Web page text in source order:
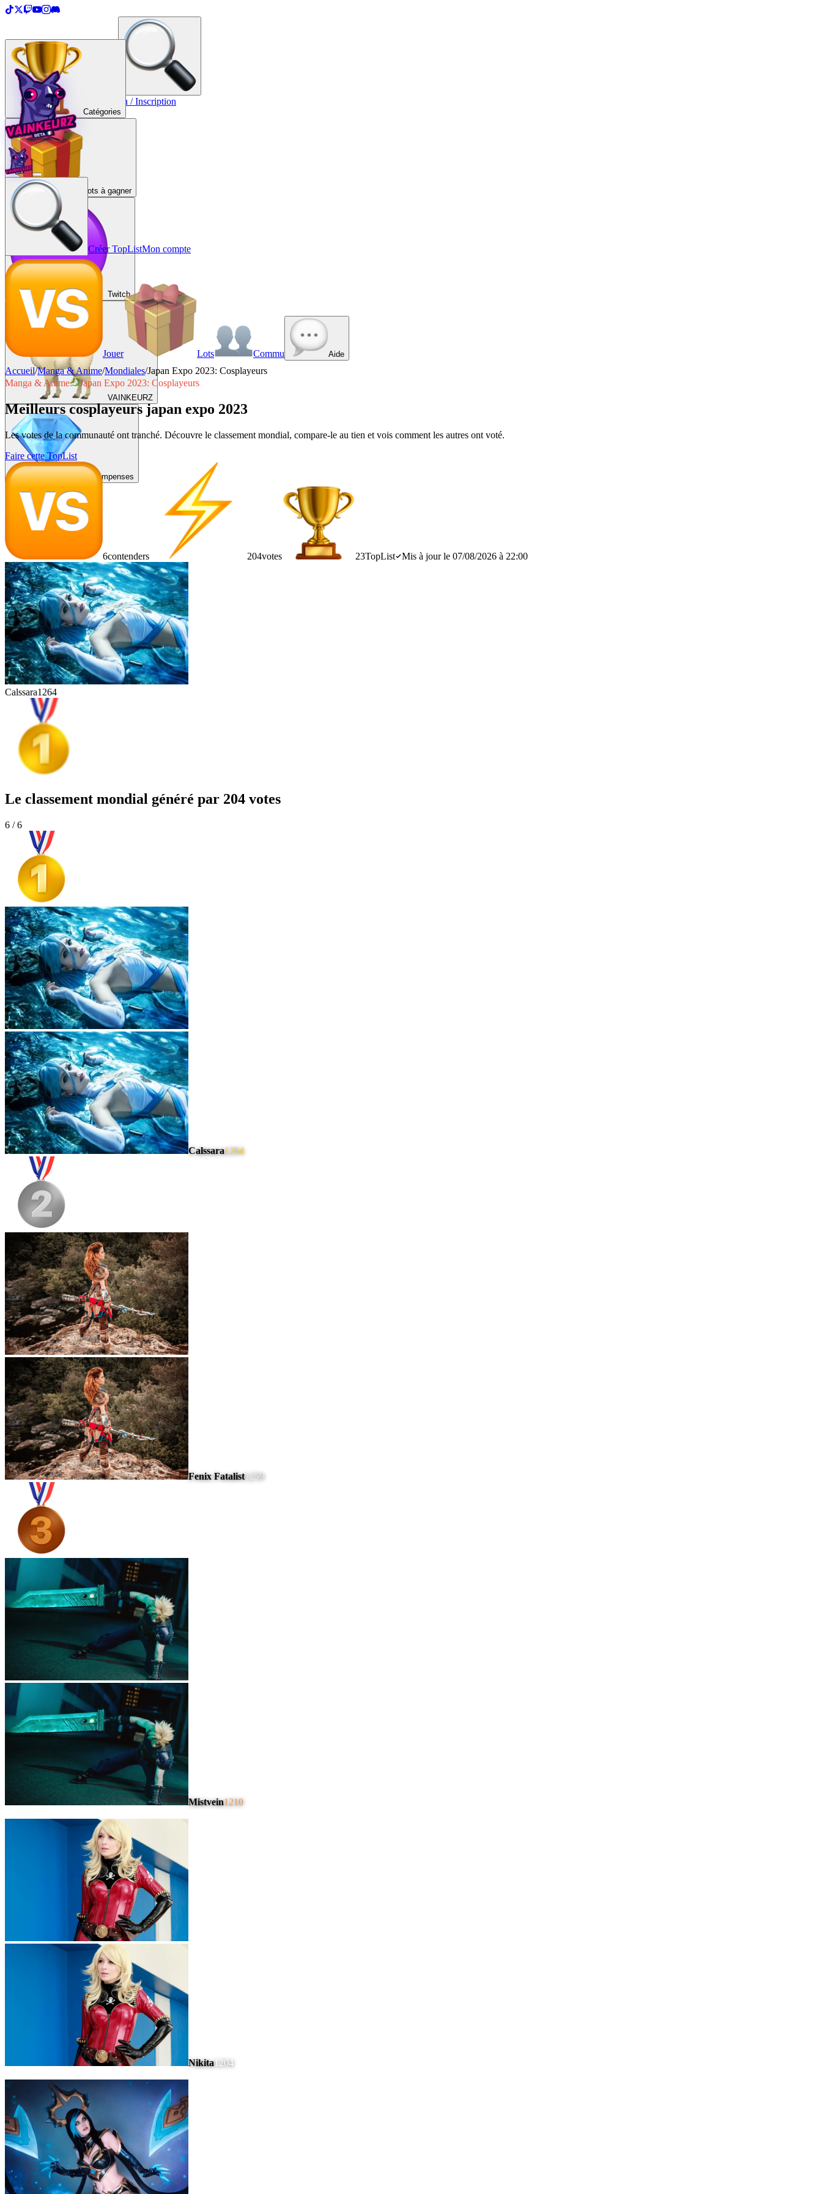
Créer une TopList Connexion / Inscription
Catégories
Lots à gagner
Twitch
VAINKEURZ
Récompenses
Créer TopListMon compte
Jouer Lots Commu Aide
Accueil/Manga & Anime/Mondiales/Japan Expo 2023: Cosplayeurs
Manga & Anime
Japan Expo 2023: Cosplayeurs
Meilleurs cosplayeurs japan expo 2023
Les votes de la communauté ont tranché. Découvre le classement mondial, compare-le au tien et vois comment les autres ont voté.
Faire cette TopList
6contenders 204votes 23TopList Mis à jour le 07/08/2026 à 22:00
Calssara1264
Le classement mondial généré par 204 votes
6 / 6
Calssara1264
Fenix Fatalist1259
Mistvein1210
Nikita1204